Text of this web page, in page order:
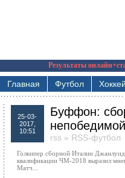
Результаты
Главная Футбол Хоккей
25-03-
2017,
10:51
Буффон:
rss » RSS-футбол
Голкипер сборной Италии
квалификации ЧМ-2018 выразил
Матч...